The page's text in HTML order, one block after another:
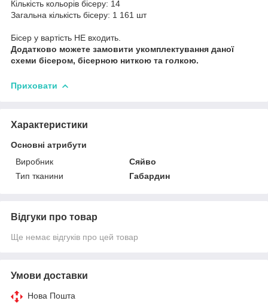
Кількість кольорів бісеру: 14
Загальна кількість бісеру: 1 161 шт
Бісер у вартість НЕ входить.
Додатково можете замовити укомплектування даної
схеми бісером, бісерною ниткою та голкою.
Приховати
Характеристики
Основні атрибути
Виробник
Сяйво
Тип тканини
Габардин
Відгуки про товар
Ще немає відгуків про цей товар
Умови доставки
Нова Пошта